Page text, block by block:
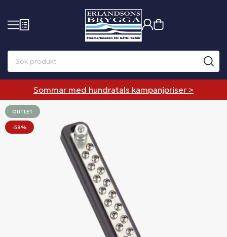
Sommar med hundratals kampanjpriser >
OUTLET
-53%